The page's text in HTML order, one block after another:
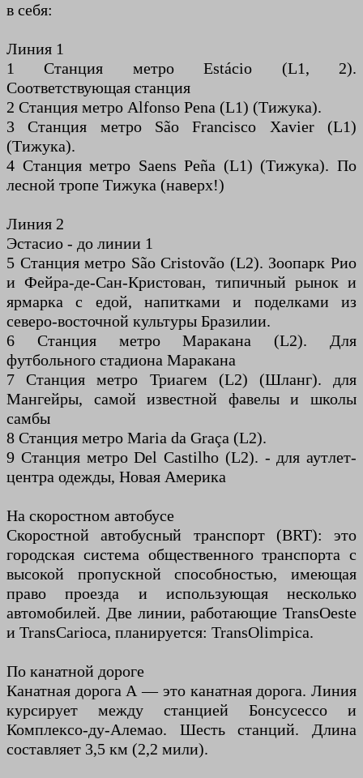
в себя:
Линия 1
1 Станция метро Estácio (L1, 2).
Соответствующая станция
2 Станция метро Alfonso Pena (L1) (Тижука).
3 Станция метро São Francisco Xavier (L1)
(Тижука).
4 Станция метро Saens Peña (L1) (Тижука). По
лесной тропе Тижука (наверх!)
Линия 2
Эстасио - до линии 1
5 Станция метро São Cristovão (L2). Зоопарк Рио
и Фейра-де-Сан-Кристован, типичный рынок и
ярмарка с едой, напитками и поделками из
северо-восточной культуры Бразилии.
6 Станция метро Маракана (L2). Для
футбольного стадиона Маракана
7 Станция метро Триагем (L2) (Шланг). для
Мангейры, самой известной фавелы и школы
самбы
8 Станция метро Maria da Graça (L2).
9 Станция метро Del Castilho (L2). - для аутлет-
центра одежды, Новая Америка
На скоростном автобусе
Скоростной автобусный транспорт (BRT): это
городская система общественного транспорта с
высокой пропускной способностью, имеющая
право проезда и использующая несколько
автомобилей. Две линии, работающие TransOeste
и TransCarioca, планируется: TransOlimpica.
По канатной дороге
Канатная дорога А — это канатная дорога. Линия
курсирует между станцией Бонсусессо и
Комплексо-ду-Алемао. Шесть станций. Длина
составляет 3,5 км (2,2 мили).